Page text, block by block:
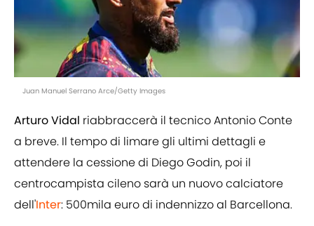
Juan Manuel Serrano Arce/Getty Images
Arturo Vidal riabbraccerà il tecnico Antonio Conte
a breve. Il tempo di limare gli ultimi dettagli e
attendere la cessione di Diego Godin, poi il
centrocampista cileno sarà un nuovo calciatore
dell'Inter: 500mila euro di indennizzo al Barcellona.